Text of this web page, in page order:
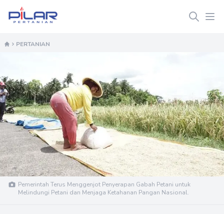
Pilar Pertanian
PERTANIAN
Pemerintah Terus Menggenjot Penyerapan Gabah Petani untuk
Melindungi Petani dan Menjaga Ketahanan Pangan Nasional.